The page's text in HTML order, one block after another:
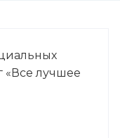
«Все лучшее